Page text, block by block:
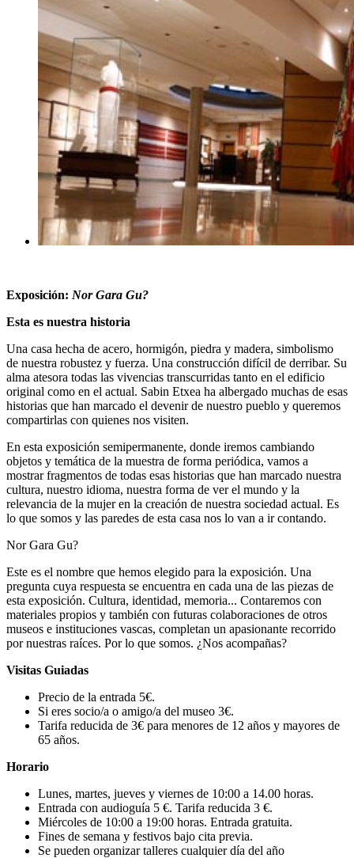
Exposición: Nor Gara Gu?
Esta es nuestra historia
Una casa hecha de acero, hormigón, piedra y madera, simbolismo
de nuestra robustez y fuerza. Una construcción difícil de derribar. Su
alma atesora todas las vivencias transcurridas tanto en el edificio
original como en el actual. Sabin Etxea ha albergado muchas de esas
historias que han marcado el devenir de nuestro pueblo y queremos
compartirlas con quienes nos visiten.
En esta exposición semipermanente, donde iremos cambiando
objetos y temática de la muestra de forma periódica, vamos a
mostrar fragmentos de todas esas historias que han marcado nuestra
cultura, nuestro idioma, nuestra forma de ver el mundo y la
relevancia de la mujer en la creación de nuestra sociedad actual. Es
lo que somos y las paredes de esta casa nos lo van a ir contando.
Nor Gara Gu?
Este es el nombre que hemos elegido para la exposición. Una
pregunta cuya respuesta se encuentra en cada una de las piezas de
esta exposición. Cultura, identidad, memoria... Contaremos con
materiales propios y también con futuras colaboraciones de otros
museos e instituciones vascas, completan un apasionante recorrido
por nuestras raíces. Por lo que somos. ¿Nos acompañas?
Visitas Guiadas
Precio de la entrada 5€.
Si eres socio/a o amigo/a del museo 3€.
Tarifa reducida de 3€ para menores de 12 años y mayores de
65 años.
Horario
Lunes, martes, jueves y viernes de 10:00 a 14.00 horas.
Entrada con audioguía 5 €. Tarifa reducida 3 €.
Miércoles de 10:00 a 19:00 horas. Entrada gratuita.
Fines de semana y festivos bajo cita previa.
Se pueden organizar talleres cualquier día del año